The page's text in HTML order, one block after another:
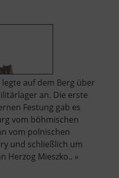
auf dem Berg über
an. Die erste
Festung gab es
vom böhmischen
vom polnischen
und schließlich um
Herzog Mieszko.. »